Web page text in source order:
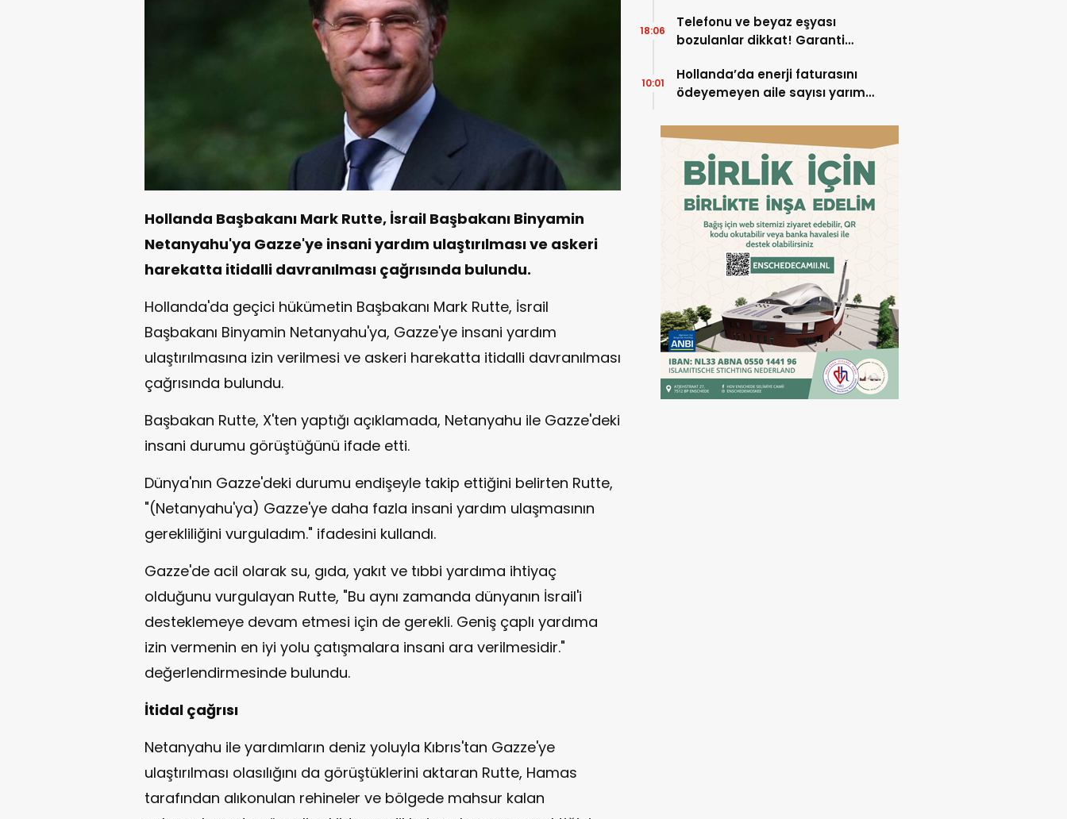
Hollanda Başbakanı Mark Rutte, İsrail Başbakanı Binyamin
Netanyahu'ya Gazze'ye insani yardım ulaştırılması ve askeri
harekatta itidalli davranılması çağrısında bulundu.
Hollanda'da geçici hükümetin Başbakanı Mark Rutte, İsrail
Başbakanı Binyamin Netanyahu'ya, Gazze'ye insani yardım
ulaştırılmasına izin verilmesi ve askeri harekatta itidalli davranılması
çağrısında bulundu.
Başbakan Rutte, X'ten yaptığı açıklamada, Netanyahu ile Gazze'deki
insani durumu görüştüğünü ifade etti.
Dünya'nın Gazze'deki durumu endişeyle takip ettiğini belirten Rutte,
"(Netanyahu'ya) Gazze'ye daha fazla insani yardım ulaşmasının
gerekliliğini vurguladım." ifadesini kullandı.
Gazze'de acil olarak su, gıda, yakıt ve tıbbi yardıma ihtiyaç
olduğunu vurgulayan Rutte, "Bu aynı zamanda dünyanın İsrail'i
desteklemeye devam etmesi için de gerekli. Geniş çaplı yardıma
izin vermenin en iyi yolu çatışmalara insani ara verilmesidir."
değerlendirmesinde bulundu.
İtidal çağrısı
Netanyahu ile yardımların deniz yoluyla Kıbrıs'tan Gazze'ye
ulaştırılması olasılığını da görüştüklerini aktaran Rutte, Hamas
tarafından alıkonulan rehineler ve bölgede mahsur kalan
Telefonu ve beyaz eşyası
bozulanlar dikkat! Garanti
18:06
Hollanda’da enerji faturasını
ödeyemeyen aile sayısı yarım
10:01